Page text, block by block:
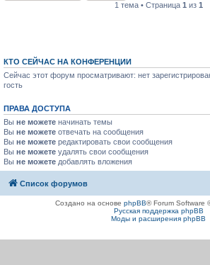
1 тема • Страница 1из 1
КТО СЕЙЧАС НА КОНФЕРЕНЦИИ
Сейчас этот форум просматривают: нет
гость
ПРАВА ДОСТУПА
Вы не можете начинать темы
Вы не можете отвечать на сообщения
Вы не можете редактировать свои сообщения
Вы не можете удалять свои сообщения
Вы не можете добавлять вложения
Список форумов
Создано на основе phpBB® Forum Software
Русская поддержка phpBB
Моды и расширения phpBB